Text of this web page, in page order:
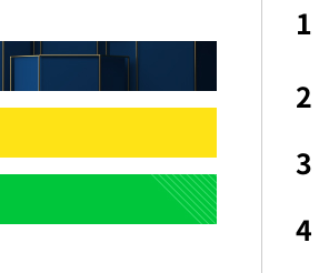
벌 원해"
아이유, 장기하 '별일 없이 산다' 선곡…쿨한
일상 공개
김혜수 "우린 돈 받고 일하는 프리랜서…받
는 만큼 해내야"
효린 "절친에게 남친 빼앗겨…지금이라면 가
1
2
3
4